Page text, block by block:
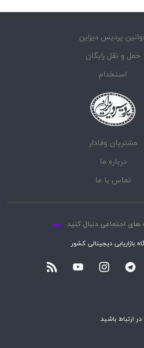
پردیس دیزاین
حمل و نقل رایگان
استخدام
مشتریان وفادار
درباره ما
تماس با ما
های اجتماعی دنبال کنید
بازاریابی دیجیتالی کشور
ارتباط باشید.